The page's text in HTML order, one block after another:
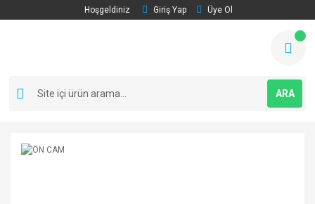
Hoşgeldiniz Giriş Yap Üye Ol
ARA